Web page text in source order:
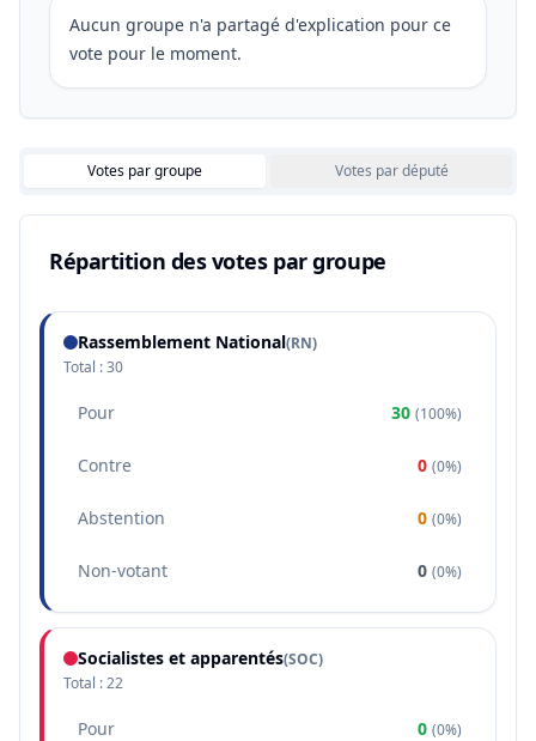
Aucun groupe n'a partagé d'explication pour ce
vote pour le moment.
Votes par groupe Votes par député
Répartition des votes par groupe
Rassemblement National(RN)
Total :30
Pour 30 (100%)
Contre 0 (0%)
Abstention 0 (0%)
Non-votant 0 (0%)
Socialistes et apparentés(SOC)
Total :22
Pour 0 (0%)